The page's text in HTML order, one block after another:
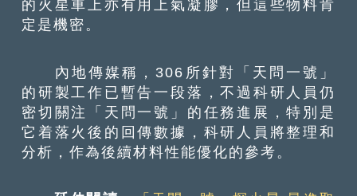
的火星車上亦有用上氣凝膠，但這些物料肯
定是機密。
內地傳媒稱，306所針對「天問一號」
的研製工作已暫告一段落，不過科研人員仍
密切關注「天問一號」的任務進展，特別是
它着落火後的回傳數據，科研人員將整理和
分析，作為後續材料性能優化的參考。